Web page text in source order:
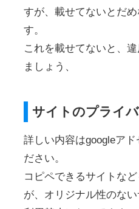
すが、載せてないとだ
す。
これを載せてないと、
ましょう、
サイトのプライ
詳しい内容はgoogleアド
ださい。
コピペできるサイトな
が、オリジナル性のな